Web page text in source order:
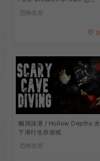
恐怖生存
0
幽洞深潜 / Hollow Depths 水
下潜行生存游戏
恐怖生存